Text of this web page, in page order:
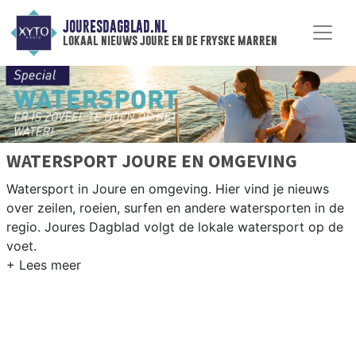
JOURESDAGBLAD.NL
lokaal nieuws joure en de fryske marren
WATERSPORT JOURE EN OMGEVING
Watersport in Joure en omgeving. Hier vind je nieuws
over zeilen, roeien, surfen en andere watersporten in de
regio. Joures Dagblad volgt de lokale watersport op de
voet.